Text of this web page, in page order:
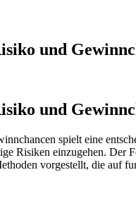
und
und
spielt eine
Risiken einzugehen. Der
vorgestellt, die auf